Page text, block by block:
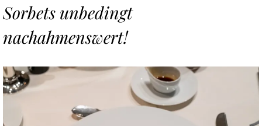
Sorbets unbedingt
nachahmenswert!